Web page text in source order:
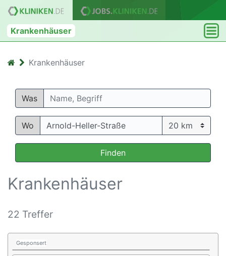
Krankenhäuser
Krankenhäuser
Was
Wo
Finden
Krankenhäuser
22 Treffer
Gesponsert